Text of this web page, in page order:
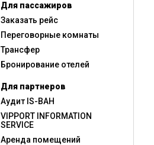
Для пассажиров
Заказать рейс
Переговорные комнаты
Трансфер
Бронирование отелей
Для партнеров
Аудит IS-BAH
VIPPORT INFORMATION
SERVICE
Аренда помещений